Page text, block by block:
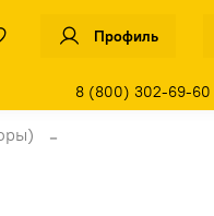
Профиль
8 (800) 302-69-60